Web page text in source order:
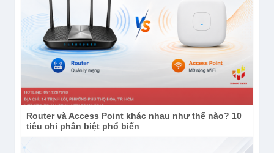
Router và Access Point khác nhau như thế nào? 10
tiêu chi phân biệt phổ biến